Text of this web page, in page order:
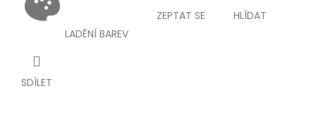
LADĚNÍ BAREV
ZEPTAT SE HLÍDAT
SDÍLET